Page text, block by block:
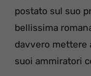
postato sul suo
bellissima
davvero mettere
suoi ammiratori